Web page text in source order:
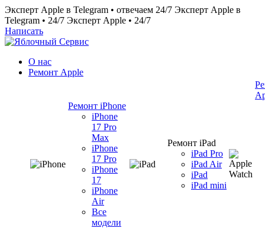
Эксперт Apple в Telegram • отвечаем 24/7 Эксперт Apple в
Telegram • 24/7 Эксперт Apple • 24/7
Написать
О нас
Ремонт Apple
Ремонт iPhone
iPhone
17 Pro
Max
iPhone
17 Pro
iPhone
17
iPhone
Air
Все
модели
Ремонт iPad
iPad Pro
iPad Air
iPad
iPad mini